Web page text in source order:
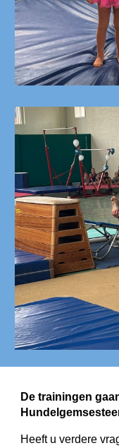
De trainingen
Heeft u verdere